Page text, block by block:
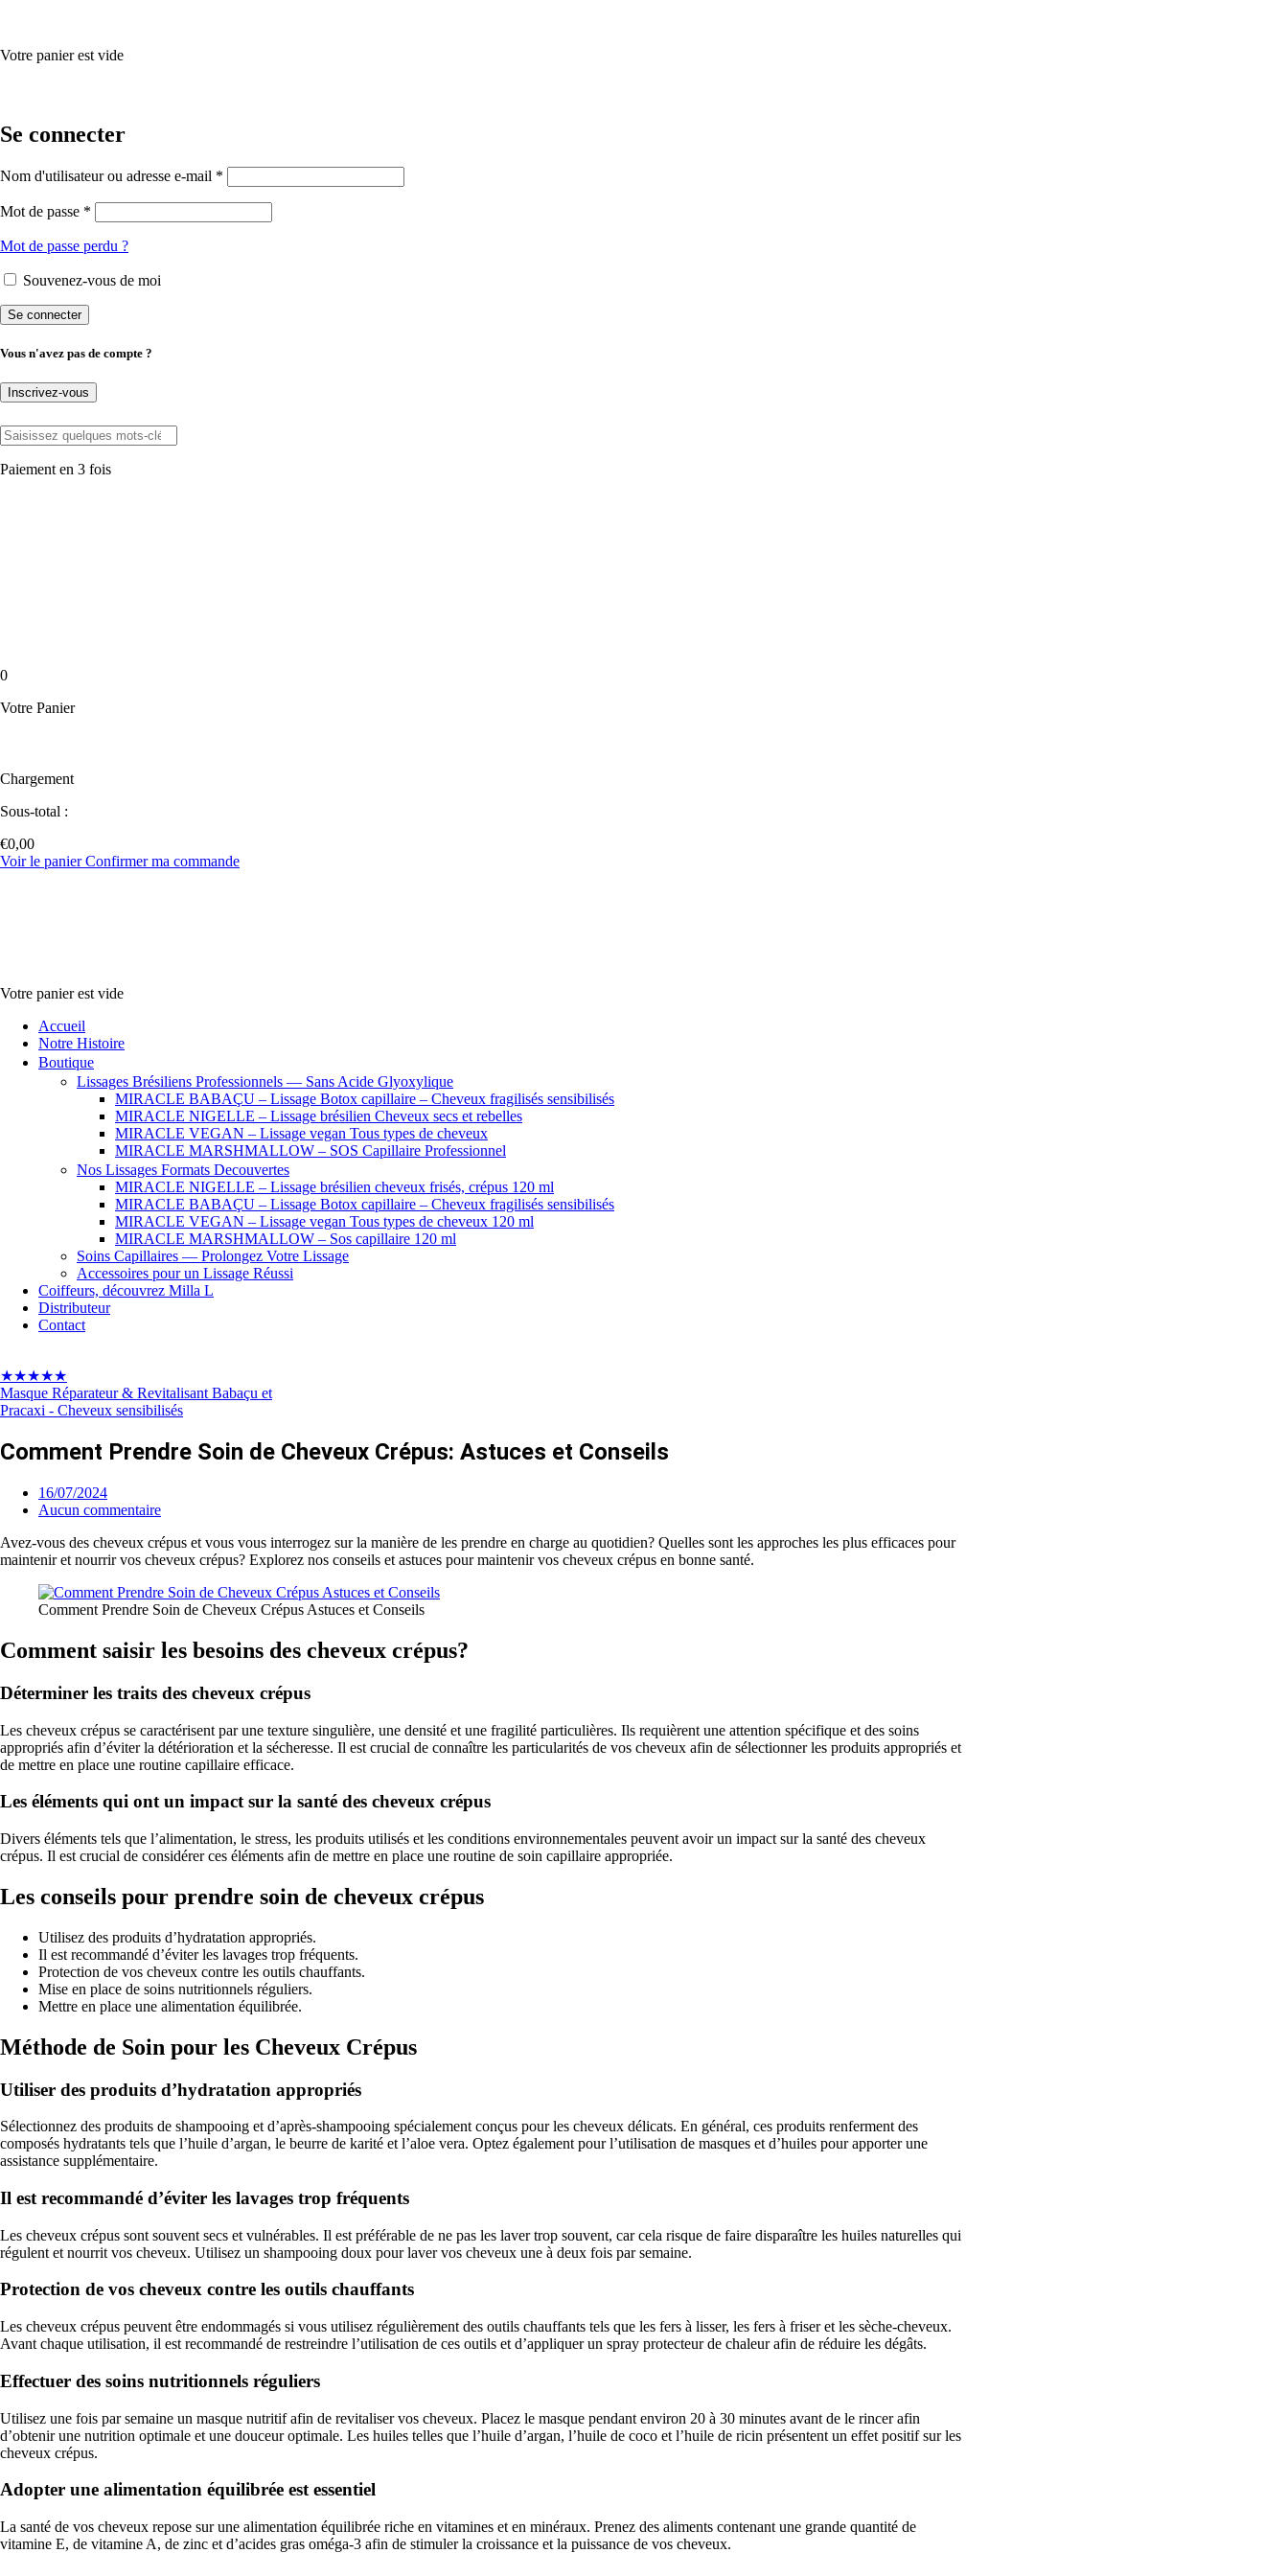
Votre panier est vide
Se connecter
Nom d'utilisateur ou adresse e-mail *
Mot de passe *
Mot de passe perdu ?
Souvenez-vous de moi
Vous n'avez pas de compte ?
Inscrivez-vous
Paiement en 3 fois
0
Votre Panier
Chargement
Sous-total :
€0,00
Voir le panierConfirmer ma commande
Votre panier est vide
Accueil
Notre Histoire
Boutique
Lissages Brésiliens Professionnels — Sans Acide Glyoxylique
MIRACLE BABAÇU – Lissage Botox capillaire – Cheveux fragilisés sensibilisés
MIRACLE NIGELLE – Lissage brésilien Cheveux secs et rebelles
MIRACLE VEGAN – Lissage vegan Tous types de cheveux
MIRACLE MARSHMALLOW – SOS Capillaire Professionnel
Nos Lissages Formats Decouvertes
MIRACLE NIGELLE – Lissage brésilien cheveux frisés, crépus 120 ml
MIRACLE BABAÇU – Lissage Botox capillaire – Cheveux fragilisés sensibilisés
MIRACLE VEGAN – Lissage vegan Tous types de cheveux 120 ml
MIRACLE MARSHMALLOW – Sos capillaire 120 ml
Soins Capillaires — Prolongez Votre Lissage
Accessoires pour un Lissage Réussi
Coiffeurs, découvrez Milla L
Distributeur
Contact
★★★★★
Masque Réparateur & Revitalisant Babaçu et
Pracaxi - Cheveux sensibilisés
Comment Prendre Soin de Cheveux Crépus: Astuces et Conseils
16/07/2024
Aucun commentaire
Avez-vous des cheveux crépus et vous vous interrogez sur la manière de les prendre en charge au quotidien? Quelles sont les approches les plus efficaces pour
maintenir et nourrir vos cheveux crépus? Explorez nos conseils et astuces pour maintenir vos cheveux crépus en bonne santé.
Comment Prendre Soin de Cheveux Crépus Astuces et Conseils
Comment saisir les besoins des cheveux crépus?
Déterminer les traits des cheveux crépus
Les cheveux crépus se caractérisent par une texture singulière, une densité et une fragilité particulières. Ils requièrent une attention spécifique et des soins
appropriés afin d’éviter la détérioration et la sécheresse. Il est crucial de connaître les particularités de vos cheveux afin de sélectionner les produits appropriés et
de mettre en place une routine capillaire efficace.
Les éléments qui ont un impact sur la santé des cheveux crépus
Divers éléments tels que l’alimentation, le stress, les produits utilisés et les conditions environnementales peuvent avoir un impact sur la santé des cheveux
crépus. Il est crucial de considérer ces éléments afin de mettre en place une routine de soin capillaire appropriée.
Les conseils pour prendre soin de cheveux crépus
Utilisez des produits d’hydratation appropriés.
Il est recommandé d’éviter les lavages trop fréquents.
Protection de vos cheveux contre les outils chauffants.
Mise en place de soins nutritionnels réguliers.
Mettre en place une alimentation équilibrée.
Méthode de Soin pour les Cheveux Crépus
Utiliser des produits d’hydratation appropriés
Sélectionnez des produits de shampooing et d’après-shampooing spécialement conçus pour les cheveux délicats. En général, ces produits renferment des
composés hydratants tels que l’huile d’argan, le beurre de karité et l’aloe vera. Optez également pour l’utilisation de masques et d’huiles pour apporter une
assistance supplémentaire.
Il est recommandé d’éviter les lavages trop fréquents
Les cheveux crépus sont souvent secs et vulnérables. Il est préférable de ne pas les laver trop souvent, car cela risque de faire disparaître les huiles naturelles qui
régulent et nourrit vos cheveux. Utilisez un shampooing doux pour laver vos cheveux une à deux fois par semaine.
Protection de vos cheveux contre les outils chauffants
Les cheveux crépus peuvent être endommagés si vous utilisez régulièrement des outils chauffants tels que les fers à lisser, les fers à friser et les sèche-cheveux.
Avant chaque utilisation, il est recommandé de restreindre l’utilisation de ces outils et d’appliquer un spray protecteur de chaleur afin de réduire les dégâts.
Effectuer des soins nutritionnels réguliers
Utilisez une fois par semaine un masque nutritif afin de revitaliser vos cheveux. Placez le masque pendant environ 20 à 30 minutes avant de le rincer afin
d’obtenir une nutrition optimale et une douceur optimale. Les huiles telles que l’huile d’argan, l’huile de coco et l’huile de ricin présentent un effet positif sur les
cheveux crépus.
Adopter une alimentation équilibrée est essentiel
La santé de vos cheveux repose sur une alimentation équilibrée riche en vitamines et en minéraux. Prenez des aliments contenant une grande quantité de
vitamine E, de vitamine A, de zinc et d’acides gras oméga-3 afin de stimuler la croissance et la puissance de vos cheveux.